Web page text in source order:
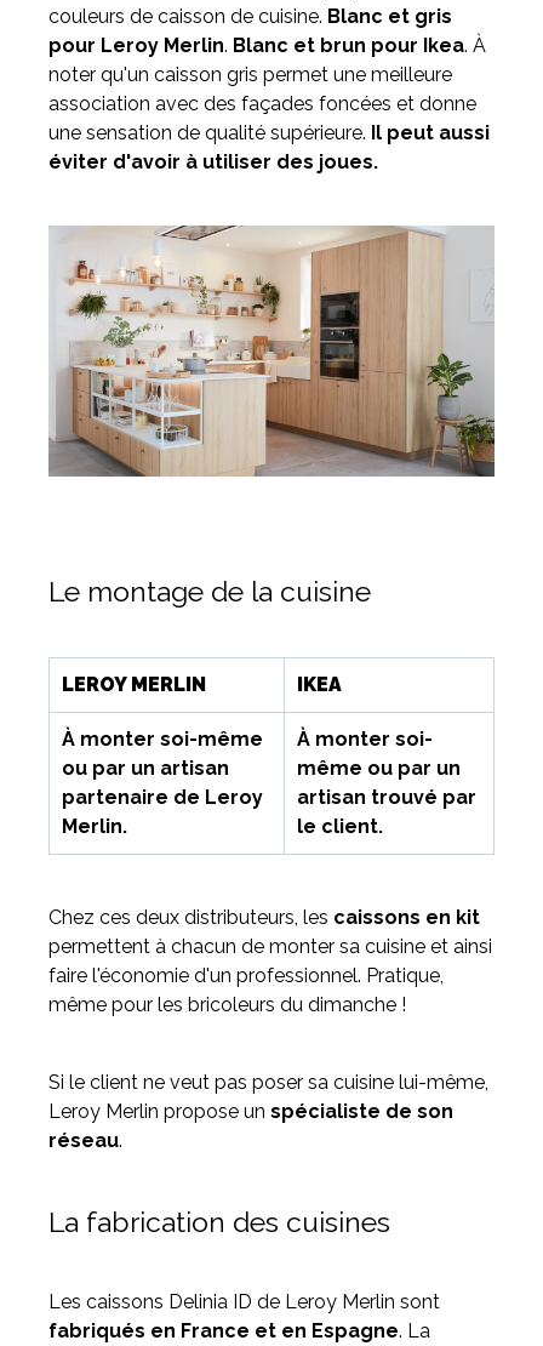
couleurs de caisson de cuisine. Blanc et gris
pour Leroy Merlin. Blanc et brun pour Ikea. À
noter qu'un caisson gris permet une meilleure
association avec des façades foncées et donne
une sensation de qualité supérieure. Il peut aussi
éviter d'avoir à utiliser des joues.
Le montage de la cuisine
LEROY MERLIN IKEA
À monter soi-même
ou par un artisan
partenaire de Leroy
Merlin.
À monter soi-
même ou par un
artisan trouvé par
le client.
Chez ces deux distributeurs, les caissons en kit
permettent à chacun de monter sa cuisine et ainsi
faire l'économie d'un professionnel. Pratique,
même pour les bricoleurs du dimanche !
Si le client ne veut pas poser sa cuisine lui-même,
Leroy Merlin propose un spécialiste de son
réseau.
La fabrication des cuisines
Les caissons Delinia ID de Leroy Merlin sont
fabriqués en France et en Espagne. La